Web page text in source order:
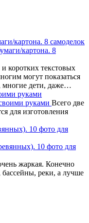
картона. 8 самоделок
коротких текстовых
могут показаться
многие дети, даже…
руками
Всего две
для изготовления
10 фото для
жаркая. Конечно
бассейны, реки, а лучше